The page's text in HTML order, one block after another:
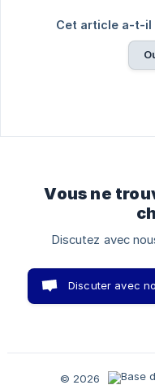
Cet article a-t-il
Vous ne
Discutez avec
Discuter avec
© 2026